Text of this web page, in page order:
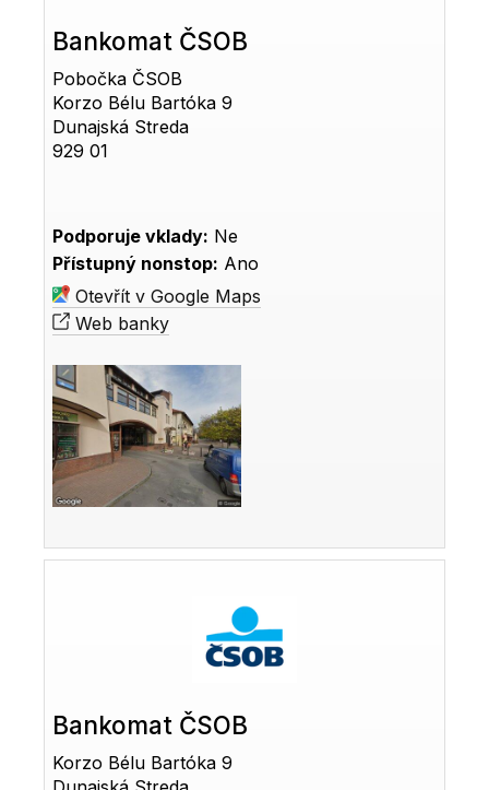
Bankomat ČSOB
Pobočka ČSOB
Korzo Bélu Bartóka 9
Dunajská Streda
929 01
Podporuje vklady: Ne
Přístupný nonstop: Ano
Otevřít v Google Maps
Web banky
Bankomat ČSOB
Korzo Bélu Bartóka 9